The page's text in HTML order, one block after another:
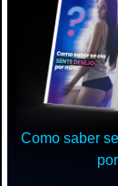
Como saber